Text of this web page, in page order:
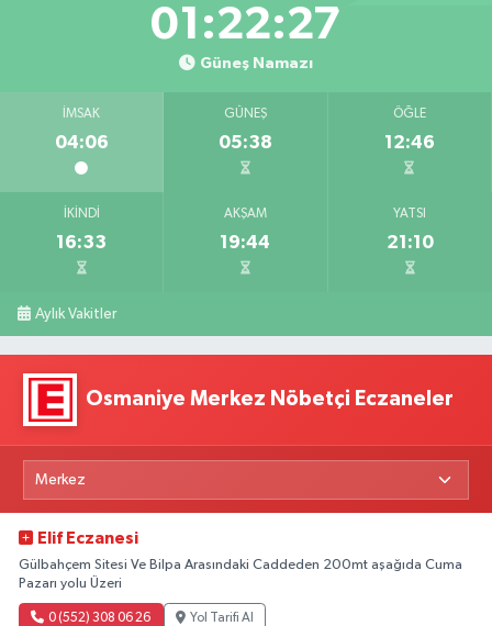
01:22:27
Güneş Namazı
İMSAK
04:06
GÜNEŞ
05:38
ÖĞLE
12:46
İKINDI
16:33
AKŞAM
19:44
YATSI
21:10
Aylık Vakitler
Osmaniye Merkez Nöbetçi Eczaneler
Elif Eczanesi
Gülbahçem Sitesi Ve Bilpa Arasındaki Caddeden 200mt aşağıda Cuma
Pazarı yolu Üzeri
0 (552) 308 06 26 Yol Tarifi Al